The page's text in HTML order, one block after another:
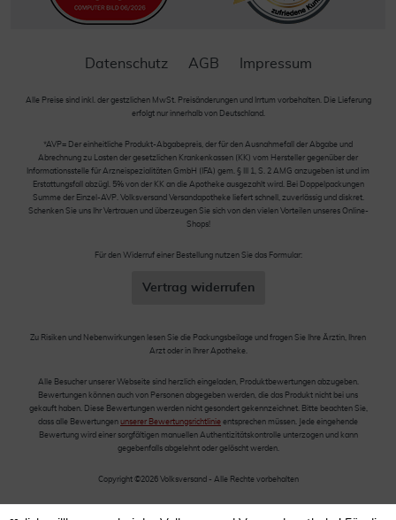
Datenschutz AGB Impressum
Alle Preise sind inkl. der gestzlichen MwSt. Preisänderungen und Irrtum vorbehalten. Die Lieferung
erfolgt nur innerhalb von Deutschland.
*AVP= Der einheitliche Produkt-Abgabepreis, der für den Ausnahmefall der Abgabe und
Abrechnung zu Lasten der gesetzlichen Krankenkassen (KK) vom Hersteller gegenüber der
Informationsstelle für Arzneispezialitäten GmbH (IFA) gem. § III 1, S. 2 AMG anzugeben ist und im
Erstattungsfall abzügl. 5% von der KK an die Apotheke ausgezahlt wird. Bei Doppelpackungen
Summe der Einzel-AVP. Volksversand Versandapotheke liefert schnell, zuverlässig und diskret.
Schenken Sie uns Ihr Vertrauen und überzeugen Sie sich von den vielen Vorteilen unseres Online-
Shops!
Für den Widerruf einer Bestellung nutzen Sie das Formular:
Vertrag widerrufen
Zu Risiken und Nebenwirkungen lesen Sie die Packungsbeilage und fragen Sie Ihre Ärztin, Ihren
Arzt oder in Ihrer Apotheke.
Alle Besucher unserer Webseite sind herzlich eingeladen, Produktbewertungen abzugeben.
Bewertungen können auch von Personen abgegeben werden, die das Produkt nicht bei uns
gekauft haben. Diese Bewertungen werden nicht gesondert gekennzeichnet. Bitte beachten Sie,
dass alle Bewertungen unserer Bewertungsrichtlinie entsprechen müssen. Jede eingehende
Bewertung wird einer sorgfältigen manuellen Authentizitätskontrolle unterzogen und kann
gegebenfalls abgelehnt oder gelöscht werden.
Copyright ©2026 Volksversand - Alle Rechte vorbehalten